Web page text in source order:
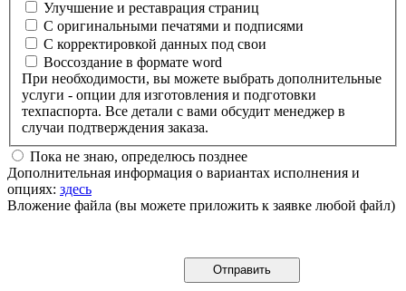
Улучшение и реставрация страниц
С оригинальными печатями и подписями
С корректировкой данных под свои
Воссоздание в формате word
При необходимости, вы можете выбрать дополнительные
услуги - опции для изготовления и подготовки
техпаспорта. Все детали с вами обсудит менеджер в
случаи подтверждения заказа.
Пока не знаю, определюсь позднее
Дополнительная информация о вариантах исполнения и
опциях: здесь
Вложение файла (вы можете приложить к заявке любой файл)